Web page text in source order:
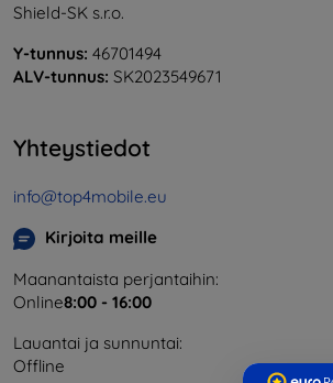
Shield-SK s.r.o.
Y-tunnus: 46701494
ALV-tunnus: SK2023549671
Yhteystiedot
info@top4mobile.eu
Kirjoita meille
Maanantaista perjantaihin:
Online8:00 - 16:00
Lauantai ja sunnuntai:
Offline